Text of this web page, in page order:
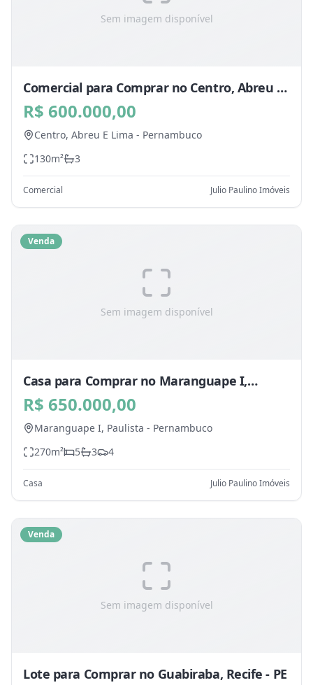
Sem imagem disponível
Comercial para Comprar no Centro, Abreu E
Lima - PE
R$ 600.000,00
Centro, Abreu E Lima - Pernambuco
130m² 3
Comercial Julio Paulino Imóveis
Sem imagem disponível
Venda
Casa para Comprar no Maranguape I,
Paulista - PE
R$ 650.000,00
Maranguape I, Paulista - Pernambuco
270m² 5 3 4
Casa Julio Paulino Imóveis
Sem imagem disponível
Venda
Lote para Comprar no Guabiraba, Recife - PE